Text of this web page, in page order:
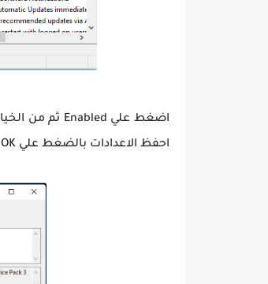
احفظ الاعدادات بالضغط علي OK